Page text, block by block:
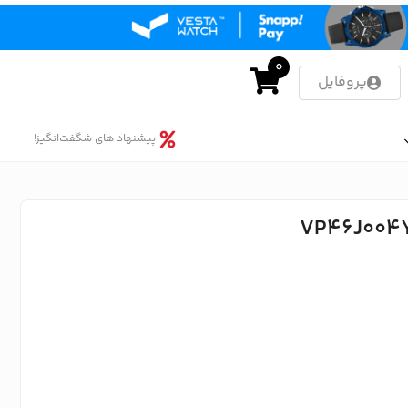
پروفایل
0
پیشنهاد های شگفت‌انگیز!